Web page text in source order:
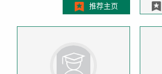
推荐主页